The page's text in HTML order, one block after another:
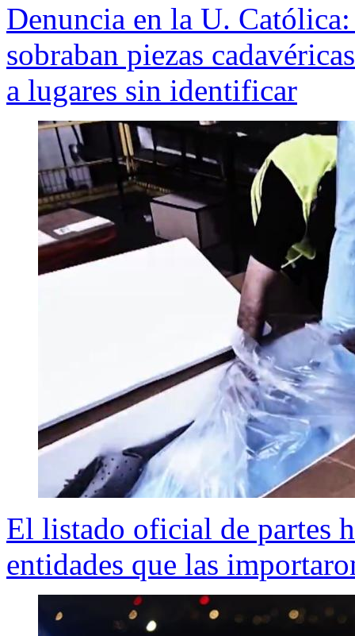
Denuncia en la U.
sobraban piezas
a lugares sin identificar
El listado oficial de partes
entidades que las